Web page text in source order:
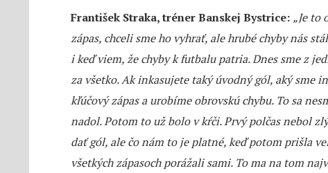
František Straka, tréner Banskej Bystrice: „Je to
zápas, chceli sme ho vyhrať, ale hrubé chyby nás
i keď viem, že chyby k futbalu patria. Dnes sme z
za všetko. Ak inkasujete taký úvodný gól, aký sme
kľúčový zápas a urobíme obrovskú chybu. To sa
nadol. Potom to už bolo v kŕči. Prvý polčas nebol
dať gól, ale čo nám to je platné, keď potom prišla
všetkých zápasoch porážali sami. To ma na tom